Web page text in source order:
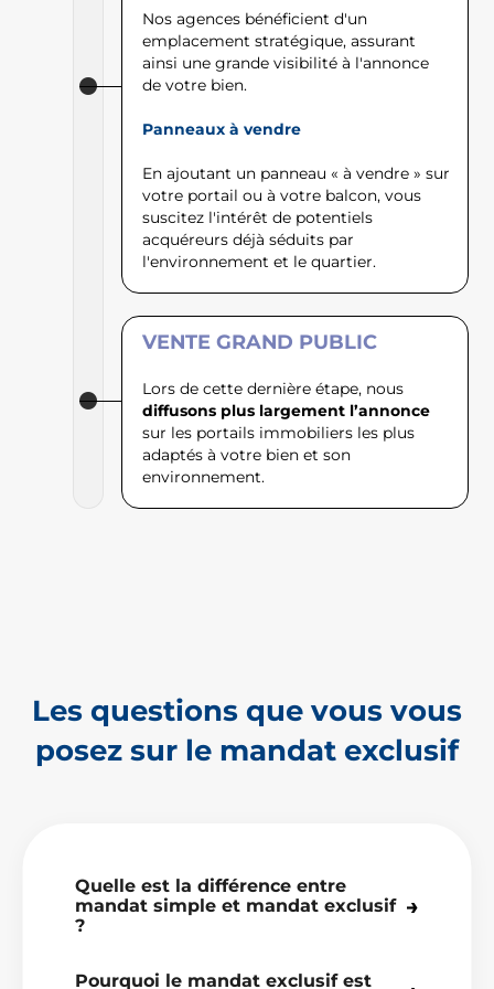
Nos agences bénéficient d'un
emplacement stratégique, assurant
ainsi une grande visibilité à l'annonce
de votre bien.
Panneaux à vendre
En ajoutant un panneau « à vendre » sur
votre portail ou à votre balcon, vous
suscitez l'intérêt de potentiels
acquéreurs déjà séduits par
l'environnement et le quartier.
VENTE GRAND PUBLIC
Lors de cette dernière étape, nous
diffusons plus largement l’annonce
sur les portails immobiliers les plus
adaptés à votre bien et son
environnement.
Les questions que vous vous
posez sur le mandat exclusif
Quelle est la différence entre
mandat simple et mandat exclusif
?
→
Pourquoi le mandat exclusif est